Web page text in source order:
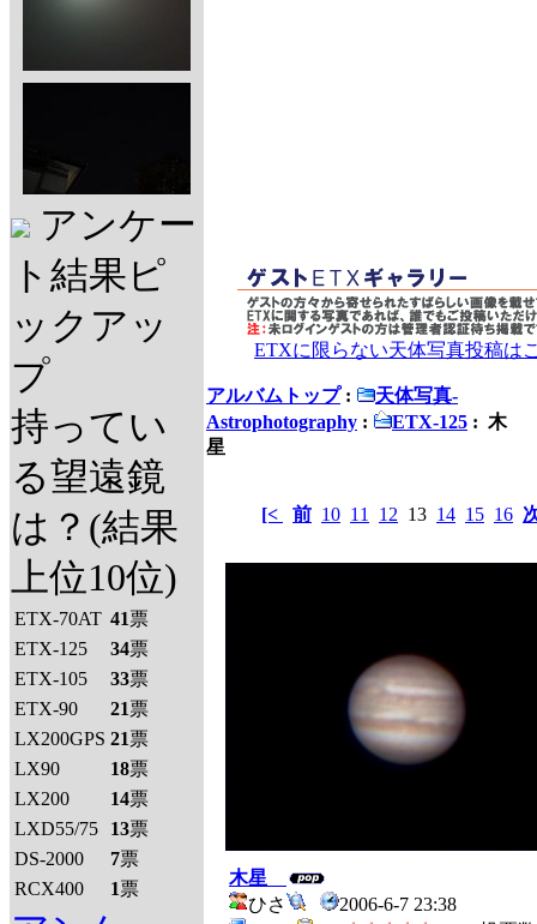
アンケー
ト結果ピ
ックアッ
プ
持ってい
る望遠鏡
は？(結果
上位10位)
ETX-70AT 41票
ETX-125
34票
ETX-105
33票
ETX-90
21票
LX200GPS 21票
LX90
18票
LX200
14票
LXD55/75
13票
DS-2000
7票
RCX400
1票
ETXに限らない天体写真投稿は
アルバムトップ:
天体写真-
Astrophotography : ETX-125 : 木
星
[< 前 10 11 12 13 14 15 16
木星
ひさ
2006-6-7 23:38